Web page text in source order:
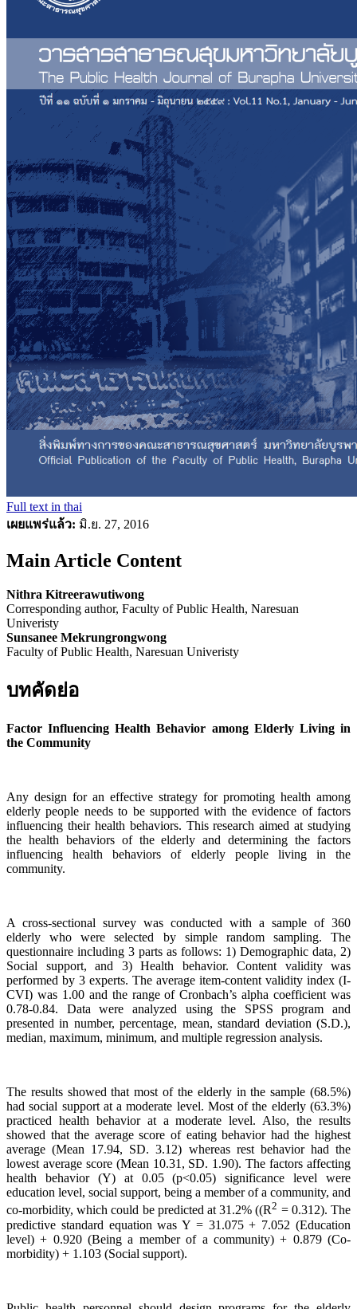
Full text in thai
เผยแพร่แล้ว: มิ.ย. 27, 2016
Main Article Content
Nithra Kitreerawutiwong
Corresponding author, Faculty of Public Health, Naresuan
Univeristy
Sunsanee Mekrungrongwong
Faculty of Public Health, Naresuan Univeristy
บทคัดย่อ
Factor Influencing Health Behavior among Elderly Living in
the Community
Any design for an effective strategy for promoting health among
elderly people needs to be supported with the evidence of factors
influencing their health behaviors. This research aimed at studying
the health behaviors of the elderly and determining the factors
influencing health behaviors of elderly people living in the
community.
A cross-sectional survey was conducted with a sample of 360
elderly who were selected by simple random sampling. The
questionnaire including 3 parts as follows: 1) Demographic data, 2)
Social support, and 3) Health behavior. Content validity was
performed by 3 experts. The average item-content validity index (I-
CVI) was 1.00 and the range of Cronbach’s alpha coefficient was
0.78-0.84. Data were analyzed using the SPSS program and
presented in number, percentage, mean, standard deviation (S.D.),
median, maximum, minimum, and multiple regression analysis.
The results showed that most of the elderly in the sample (68.5%)
had social support at a moderate level. Most of the elderly (63.3%)
practiced health behavior at a moderate level. Also, the results
showed that the average score of eating behavior had the highest
average (Mean 17.94, SD. 3.12) whereas rest behavior had the
lowest average score (Mean 10.31, SD. 1.90). The factors affecting
health behavior (Y) at 0.05 (p<0.05) significance level were
education level, social support, being a member of a community, and
co-morbidity, which could be predicted at 31.2% ((R2 = 0.312). The
predictive standard equation was Y = 31.075 + 7.052 (Education
level) + 0.920 (Being a member of a community) + 0.879 (Co-
morbidity) + 1.103 (Social support).